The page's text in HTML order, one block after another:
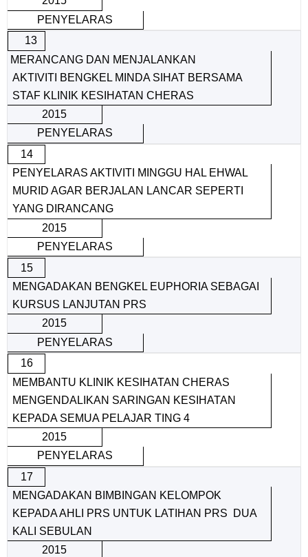
PENYELARAS
13
DAN MENJALANKAN
AKTIVITI BENGKEL MINDA SIHAT BERSAMA
STAF KLINIK KESIHATAN CHERAS
2015
PENYELARAS
14
PENYELARAS AKTIVITI MINGGU HAL EHWAL
MURID AGAR BERJALAN LANCAR SEPERTI
YANG DIRANCANG
2015
PENYELARAS
15
MENGADAKAN BENGKEL EUPHORIA SEBAGAI
KURSUS LANJUTAN PRS
2015
PENYELARAS
16
MEMBANTU KLINIK KESIHATAN CHERAS
MENGENDALIKAN SARINGAN KESIHATAN
KEPADA SEMUA PELAJAR TING 4
2015
PENYELARAS
17
MENGADAKAN BIMBINGAN KELOMPOK
KEPADA AHLI PRS UNTUK LATIHAN PRS DUA
KALI SEBULAN
2015